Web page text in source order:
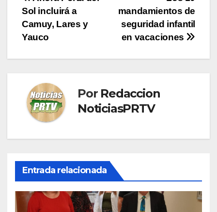
de
entradas
mandamientos de
seguridad infantil
en vacaciones
Sol incluirá a
Camuy, Lares y
Yauco
Por Redaccion
NoticiasPRTV
Entrada relacionada